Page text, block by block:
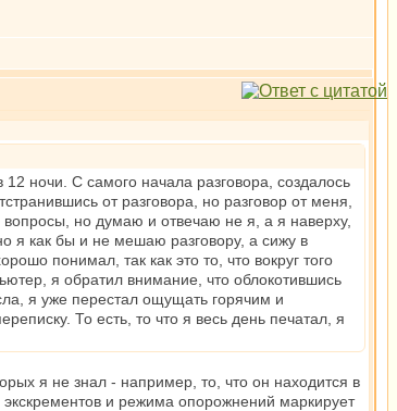
ночи. С самого начала разговора, создалось
от разговора, но разговор от меня,
вопросы, но думаю и отвечаю не я, а я наверху,
я как бы и не мешаю разговору, а сижу в
понимал, так как это то, что вокруг того
я обратил внимание, что облокотившись
я уже перестал ощущать горячим и
То есть, то что я весь день печатал, я
я не знал - например, то, что он находится в
и режима опорожнений маркирует